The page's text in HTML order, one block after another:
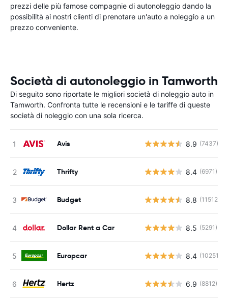
prezzi delle più famose compagnie di autonoleggio dando la
possibilità ai nostri clienti di prenotare un'auto a noleggio a un
prezzo conveniente.
Società di autonoleggio in Tamworth
Di seguito sono riportate le migliori società di noleggio auto in
Tamworth. Confronta tutte le recensioni e le tariffe di queste
società di noleggio con una sola ricerca.
Avis 8.9 (7437)
Thrifty 8.4 (6971)
Budget 8.8 (11512)
Dollar Rent a Car 8.5 (5291)
Europcar 8.4 (10251)
Hertz 6.9 (8812)